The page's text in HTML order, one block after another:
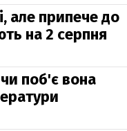
але припече до
на 2 серпня
поб'є вона